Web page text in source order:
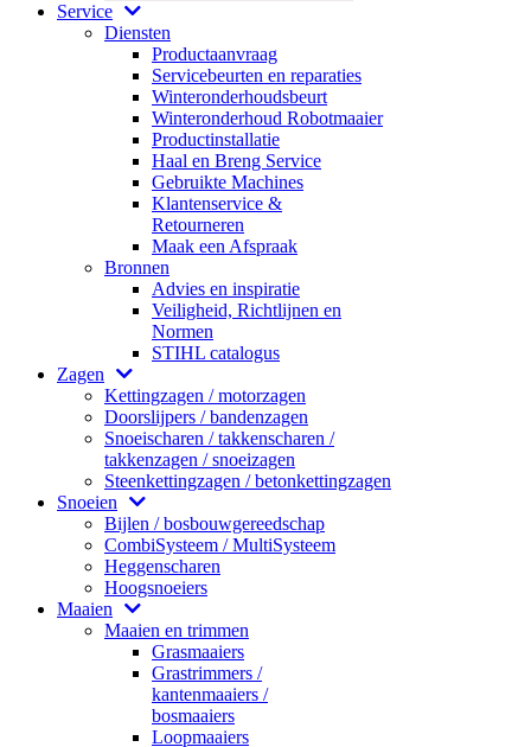
Service
Diensten
Productaanvraag
Servicebeurten en reparaties
Winteronderhoudsbeurt
Winteronderhoud Robotmaaier
Productinstallatie
Haal en Breng Service
Gebruikte Machines
Klantenservice &
Retourneren
Maak een Afspraak
Bronnen
Advies en inspiratie
Veiligheid, Richtlijnen en
Normen
STIHL catalogus
Zagen
Kettingzagen / motorzagen
Doorslijpers / bandenzagen
Snoeischaren / takkenscharen /
takkenzagen / snoeizagen
Steenkettingzagen / betonkettingzagen
Snoeien
Bijlen / bosbouwgereedschap
CombiSysteem / MultiSysteem
Heggenscharen
Hoogsnoeiers
Maaien
Maaien en trimmen
Grasmaaiers
Grastrimmers /
kantenmaaiers /
bosmaaiers
Loopmaaiers